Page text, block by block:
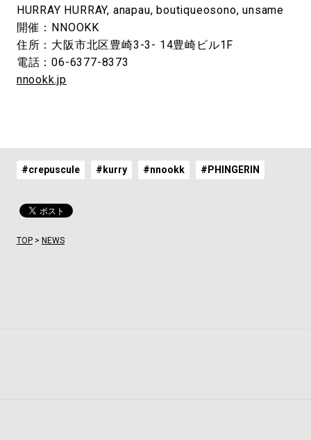
HURRAY HURRAY, anapau, boutiqueosono, unsame
開催：NNOOKK
住所：大阪市北区豊崎3-3- 14豊崎ビル1F
電話：06-6377-8373
nnookk.jp
#crepuscule #kurry #nnookk #PHINGERIN
TOP> NEWS